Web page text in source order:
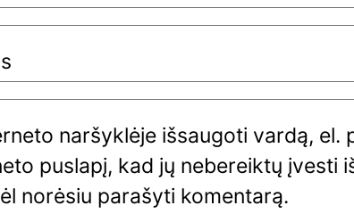
naršyklėje išsaugoti vardą, el.
puslapį, kad jų nebereiktų įvesti
norėsiu parašyti komentarą.